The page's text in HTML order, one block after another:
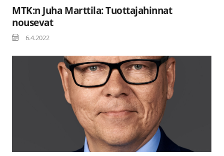
MTK:n Juha Marttila: Tuottajahinnat
nousevat
6.4.2022